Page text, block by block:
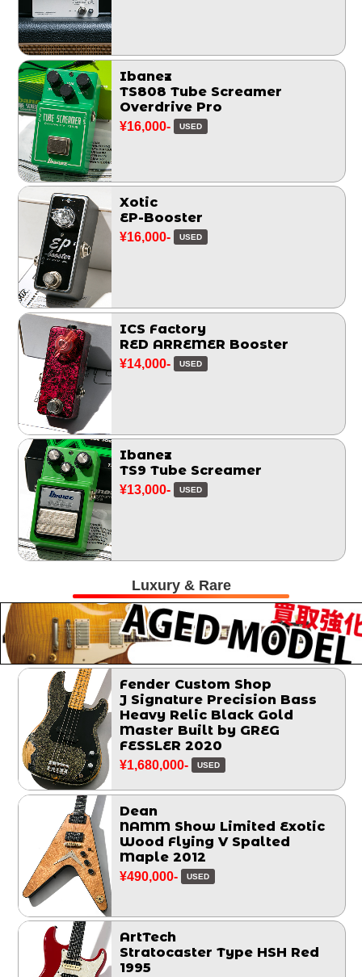
Ibanez
TS808 Tube Screamer
Overdrive Pro
¥16,000- USED
Xotic
EP-Booster
¥16,000- USED
ICS Factory
RED ARREMER Booster
¥14,000- USED
Ibanez
TS9 Tube Screamer
¥13,000- USED
Luxury & Rare
Fender Custom Shop
J Signature Precision Bass
Heavy Relic Black Gold
Master Built by GREG
FESSLER 2020
¥1,680,000- USED
Dean
NAMM Show Limited Exotic
Wood Flying V Spalted
Maple 2012
¥490,000- USED
ArtTech
Stratocaster Type HSH Red
1995